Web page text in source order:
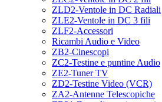
ZLD2-Ventole in DC Radiali
ZLE2-Ventole in DC 3 fili
ZLF2-Accessori
Ricambi Audio e Video
ZB2-Cinescopi
ZC2-Testine e puntine Audio
ZE2-Tuner TV
ZD2-Testine Video (VCR)
ZA2-Antenne Telescopiche